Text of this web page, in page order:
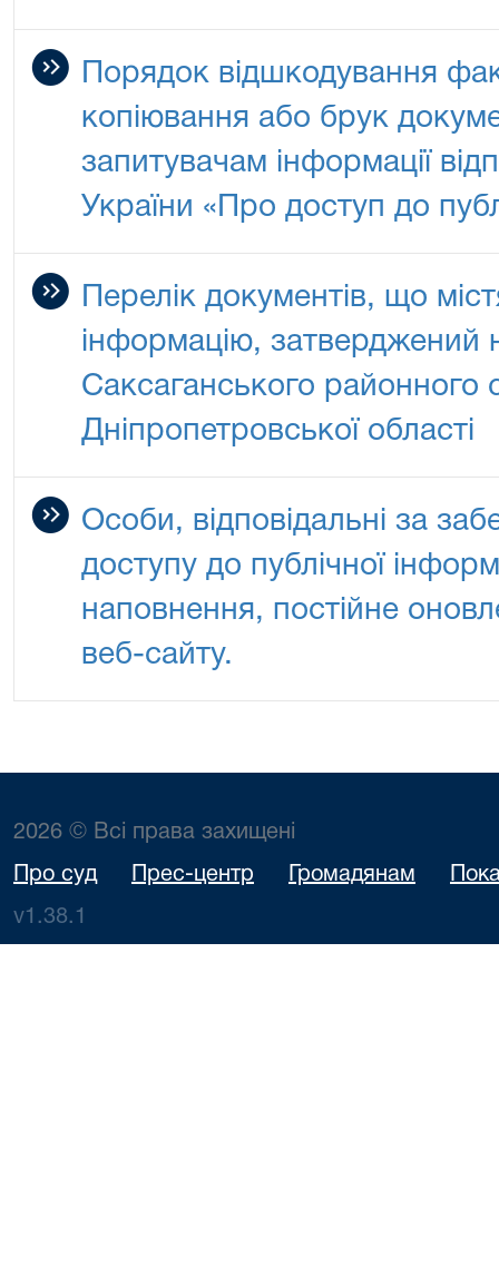
Порядок відшкодування
копіювання або брук
запитувачам інформації
України «Про доступ до
Перелік документів, що
інформацію, затверджений
Саксаганського районного
Дніпропетровської області
Особи, відповідальні за
доступу до публічної
наповнення, постійне
веб-сайту.
2026 © Всі права захищені
Про суд Прес-центр Громадянам
v1.38.1